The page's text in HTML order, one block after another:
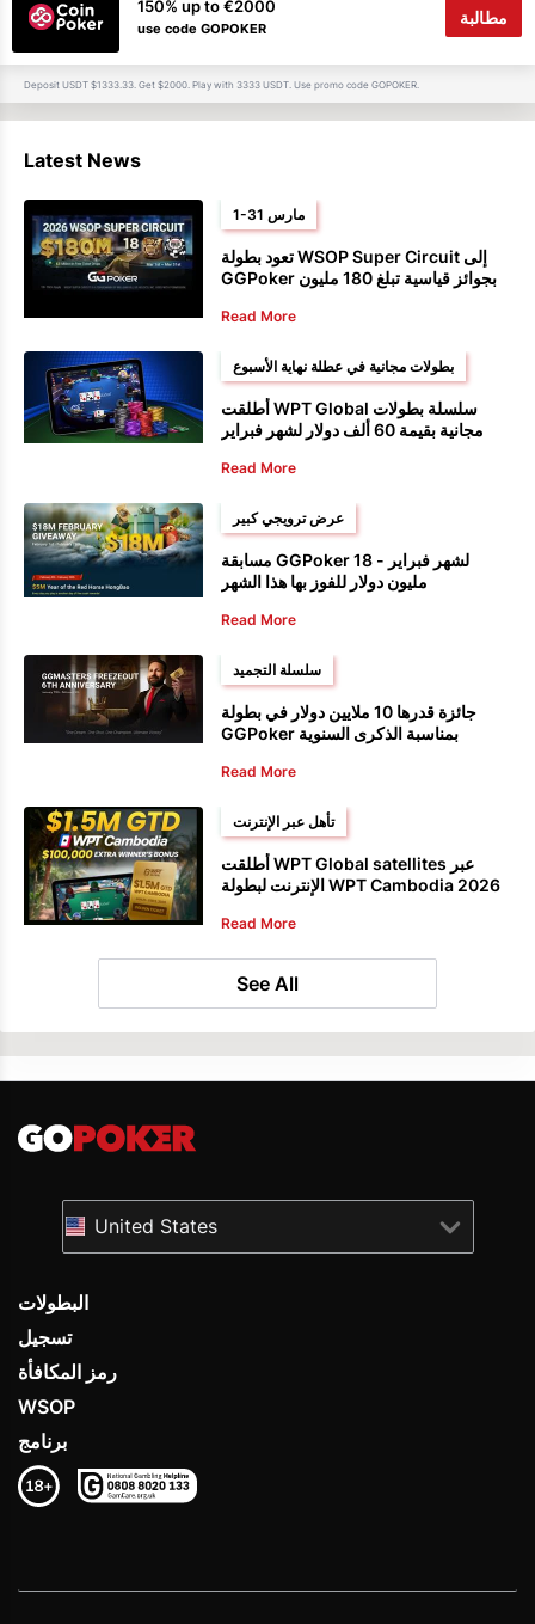
150% up to €2000
use code GOPOKER
مطالبة
Deposit USDT $1333.33. Get $2000. Play with 3333 USDT. Use promo code GOPOKER.
Latest News
1-31 مارس
تعود بطولة WSOP Super Circuit إلى
GGPoker بجوائز قياسية تبلغ 180 مليون
Read More
بطولات مجانية في عطلة نهاية الأسبوع
أطلقت WPT Global سلسلة بطولات
مجانية بقيمة 60 ألف دولار لشهر فبراير
Read More
عرض ترويجي كبير
مسابقة GGPoker لشهر فبراير - 18
مليون دولار للفوز بها هذا الشهر
Read More
سلسلة التجميد
جائزة قدرها 10 ملايين دولار في بطولة
GGPoker بمناسبة الذكرى السنوية
Read More
تأهل عبر الإنترنت
أطلقت WPT Global satellites عبر
الإنترنت لبطولة WPT Cambodia 2026
Read More
See All
البطولات
تسجيل
رمز المكافأة
WSOP
برنامج
United States